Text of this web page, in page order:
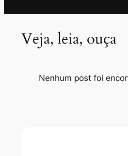
Veja, leia, ouça
Nenhum post foi